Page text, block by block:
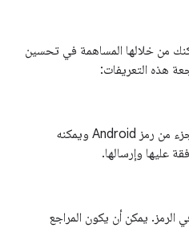
من خلالها المساهمة في تحسين
شخص في Google مسؤول عن جزء من رمز Android ويمكنه
عليها وإرسالها.
يمكن أن يكون المراجع